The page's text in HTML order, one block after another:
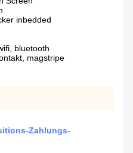
inbedded
bluetooth
magstripe
Zahlungs-